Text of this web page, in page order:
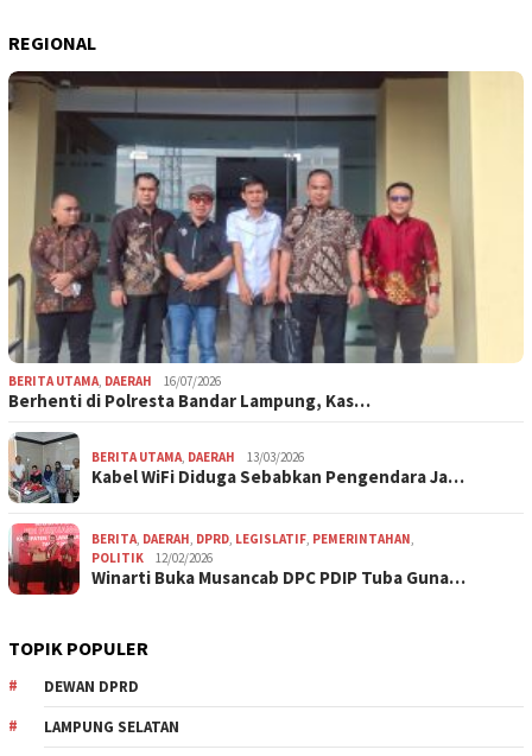
REGIONAL
BERITA UTAMA, DAERAH 16/07/2026
Berhenti di Polresta Bandar Lampung, Kas…
BERITA UTAMA, DAERAH 13/03/2026
Kabel WiFi Diduga Sebabkan Pengendara Ja…
BERITA, DAERAH, DPRD, LEGISLATIF, PEMERINTAHAN,
POLITIK
12/02/2026
Winarti Buka Musancab DPC PDIP Tuba Guna…
TOPIK POPULER
DEWAN DPRD
LAMPUNG SELATAN